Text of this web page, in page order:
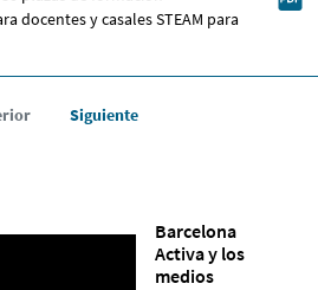
docentes y casales STEAM para
Siguiente
Barcelona
Activa y los
medios